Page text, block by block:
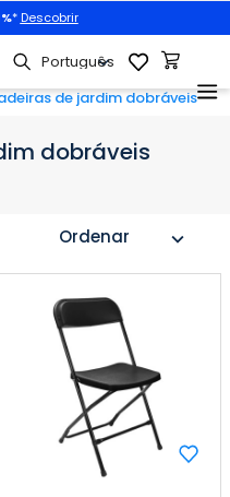
* Descobrir
de jardim dobráveis
dobráveis
Ordenar expand_more